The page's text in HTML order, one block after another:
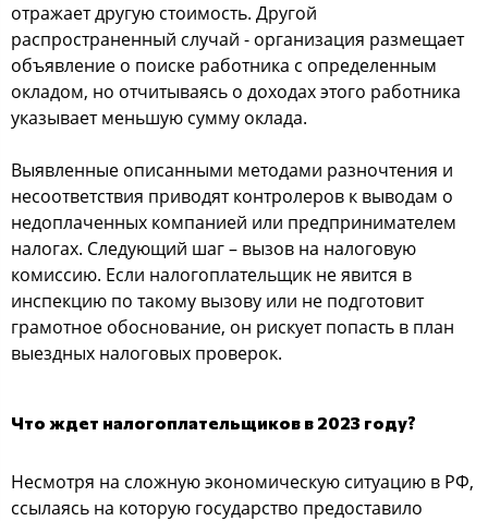
отражает другую стоимость. Другой
распространенный случай - организация размещает
объявление о поиске работника с определенным
окладом, но отчитываясь о доходах этого работника
указывает меньшую сумму оклада.
Выявленные описанными методами разночтения и
несоответствия приводят контролеров к выводам о
недоплаченных компанией или предпринимателем
налогах. Следующий шаг – вызов на налоговую
комиссию. Если налогоплательщик не явится в
инспекцию по такому вызову или не подготовит
грамотное обоснование, он рискует попасть в план
выездных налоговых проверок.
Что ждет налогоплательщиков в 2023 году?
Несмотря на сложную экономическую ситуацию в РФ,
ссылаясь на которую государство предоставило